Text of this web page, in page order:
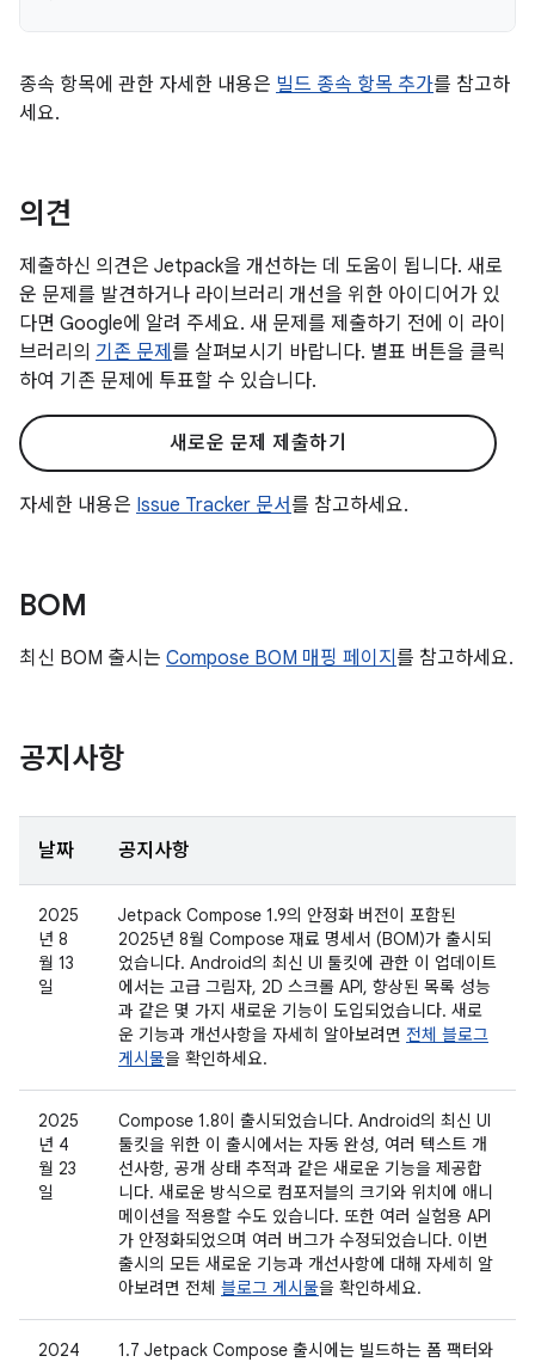
종속 항목에 관한 자세한 내용은 빌드 종속 항목 추가를 참고하
세요.
의견
제출하신 의견은 Jetpack을 개선하는 데 도움이 됩니다. 새로
운 문제를 발견하거나 라이브러리 개선을 위한 아이디어가 있
다면 Google에 알려 주세요. 새 문제를 제출하기 전에 이 라이
브러리의 기존 문제 를 살펴보시기 바랍니다. 별표 버튼을 클릭
하여 기존 문제에 투표할 수 있습니다.
새로운 문제 제출하기
자세한 내용은 Issue Tracker 문서를 참고하세요.
BOM
최신 BOM 출시는 Compose BOM 매핑 페이지 를 참고하세요.
공지사항
날짜 공지사항
2025
년 8
월 13
일
Jetpack Compose 1.9의 안정화 버전이 포함된
2025년 8월 Compose 재료 명세서 (BOM)가 출시되
었습니다. Android의 최신 UI 툴킷에 관한 이 업데이트
에서는 고급 그림자, 2D 스크롤 API, 향상된 목록 성능
과 같은 몇 가지 새로운 기능이 도입되었습니다. 새로
운 기능과 개선사항을 자세히 알아보려면 전체 블로그
게시물을 확인하세요.
2025
년 4
월 23
일
Compose 1.8이 출시되었습니다. Android의 최신 UI
툴킷을 위한 이 출시에서는 자동 완성, 여러 텍스트 개
선사항, 공개 상태 추적과 같은 새로운 기능을 제공합
니다. 새로운 방식으로 컴포저블의 크기와 위치에 애니
메이션을 적용할 수도 있습니다. 또한 여러 실험용 API
가 안정화되었으며 여러 버그가 수정되었습니다. 이번
출시의 모든 새로운 기능과 개선사항에 대해 자세히 알
아보려면 전체 블로그 게시물을 확인하세요.
2024
1.7 Jetpack Compose 출시에는 빌드하는 폼 팩터와